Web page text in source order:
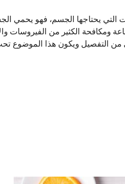
التي يحتاجها الجسم، فهو يحمي
ومكافحة الكثير من الفيروسات
التفصيل ويكون هذا الموضوع